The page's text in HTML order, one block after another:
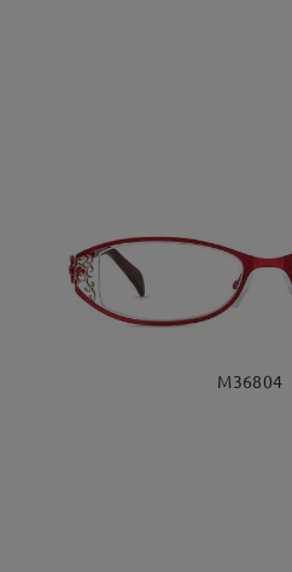
M36804